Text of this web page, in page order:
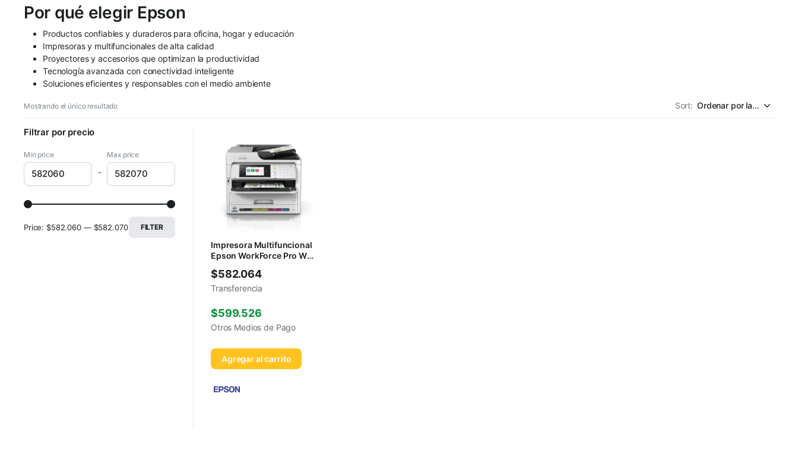
Por qué elegir Epson
Productos confiables y duraderos para oficina, hogar y educación
Impresoras y multifuncionales de alta calidad
Proyectores y accesorios que optimizan la productividad
Tecnología avanzada con conectividad inteligente
Soluciones eficientes y responsables con el medio ambiente
Mostrando el único resultado Sort:
Impresora Multifuncional
Epson WorkForce Pro WF-
$582.064
Transferencia
$599.526
Otros Medios de Pago
Agregar al carrito
Filtrar por precio
Min price
-
Max price
FILTER
Price: $582.060— $582.070